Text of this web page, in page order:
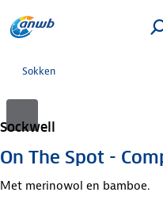
Sokken
Sockwell
On The Spot -
Met merinowol en bamboe.